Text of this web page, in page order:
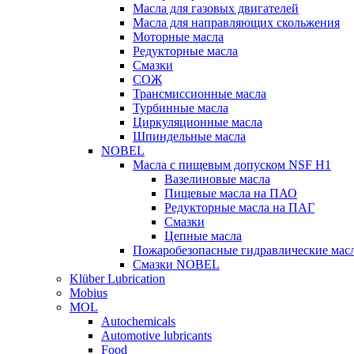
Масла для газовых двигателей
Масла для направляющих скольжения
Моторные масла
Редукторные масла
Смазки
СОЖ
Трансмиссионные масла
Турбинные масла
Циркуляционные масла
Шпиндельные масла
NOBEL
Масла с пищевым допуском NSF H1
Вазелиновые масла
Пищевые масла на ПАО
Редукторные масла на ПАГ
Смазки
Цепные масла
Пожаробезопасные гидравлические
Смазки NOBEL
Klüber Lubrication
Mobius
MOL
Autochemicals
Automotive lubricants
Food